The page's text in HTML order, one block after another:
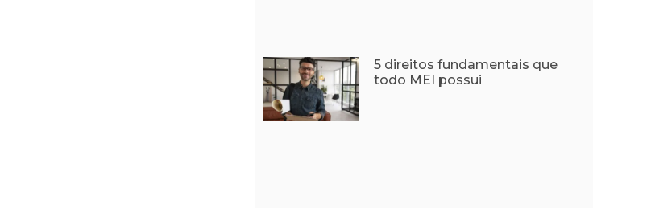
5 direitos fundamentais que
todo MEI possui